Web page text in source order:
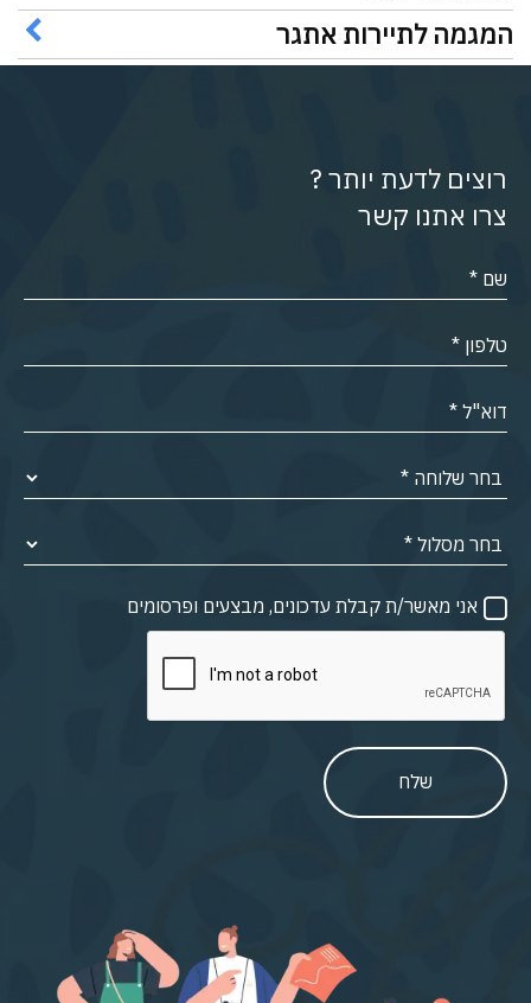
המגמה לתיירות אתגר
רוצים לדעת יותר ?
צרו אתנו קשר
אני מאשר/ת קבלת עדכונים, מבצעים ופרסומים
שלח